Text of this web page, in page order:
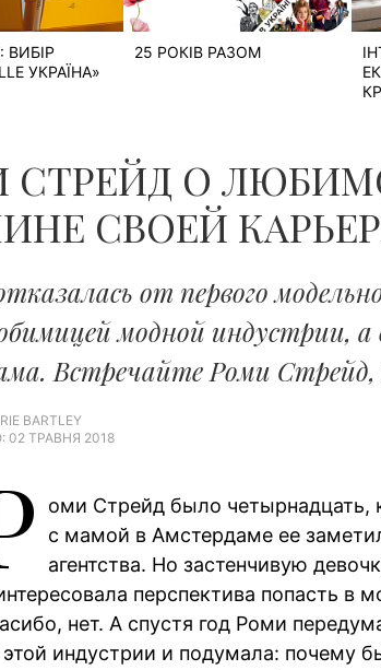
ВИБІР
УКРАЇНА»
25 РОКІВ РАЗОМ
СТРЕЙД О
СВОЕЙ
от первого
модной индустрии, а
Встречайте Роми
BARTLEY
ТРАВНЯ 2018
оми Стрейд было четырнадцать,
с мамой в Амстердаме ее
агентства. Но застенчивую
перспектива попасть в
нет. А спустя год Роми
индустрии и подумала: почему